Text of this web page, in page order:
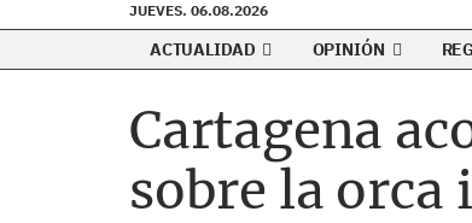
JUEVES. 06.08.2026
ACTUALIDAD OPINIÓN
Cartagena
sobre la orca